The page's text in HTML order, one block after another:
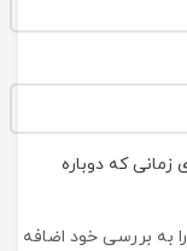
زمانی که دوباره
به بررسی خود اضافه